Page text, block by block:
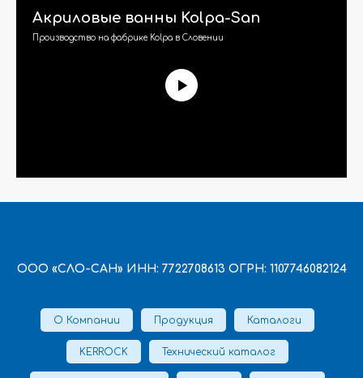
Акриловые ванны Kolpa-San
Производство на фабрике Kolpa в Словении
ООО «СЛО-САН» ИНН: 7722708613 ОГРН: 1107746082124
О Компании Продукция Каталоги
KERROCK Технический каталог